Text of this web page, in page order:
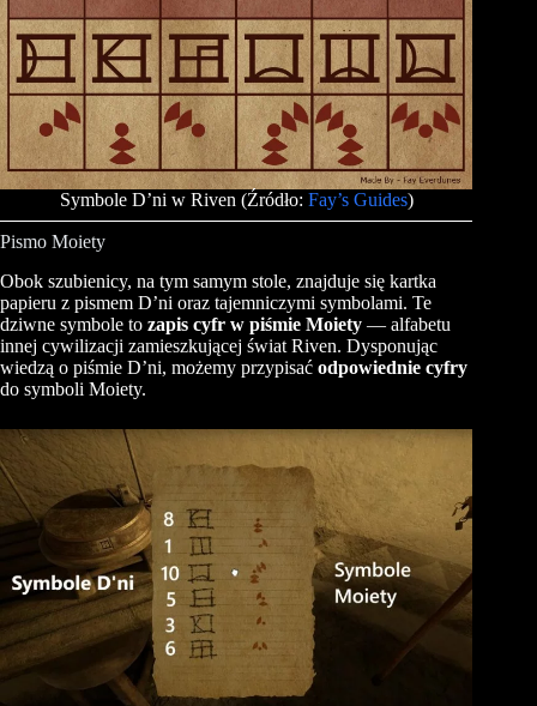
Symbole D’ni w Riven (Źródło: Fay’s Guides)
Pismo Moiety
Obok szubienicy, na tym samym stole, znajduje się kartka
papieru z pismem D’ni oraz tajemniczymi symbolami. Te
dziwne symbole to zapis cyfr w piśmie Moiety — alfabetu
innej cywilizacji zamieszkującej świat Riven. Dysponując
wiedzą o piśmie D’ni, możemy przypisać odpowiednie cyfry
do symboli Moiety.